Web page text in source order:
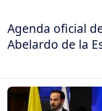
Agenda oficial
Abelardo de la